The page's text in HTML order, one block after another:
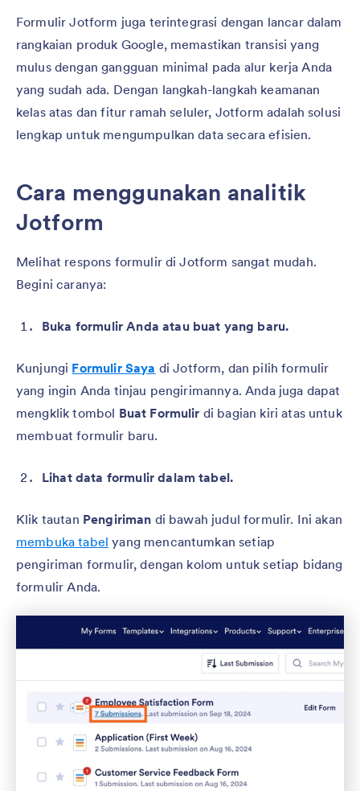
Formulir Jotform juga terintegrasi dengan lancar dalam
rangkaian produk Google, memastikan transisi yang
mulus dengan gangguan minimal pada alur kerja Anda
yang sudah ada. Dengan langkah-langkah keamanan
kelas atas dan fitur ramah seluler, Jotform adalah solusi
lengkap untuk mengumpulkan data secara efisien.
Cara menggunakan analitik
Jotform
Melihat respons formulir di Jotform sangat mudah.
Begini caranya:
Buka formulir Anda atau buat yang baru.
Kunjungi Formulir Saya di Jotform, dan pilih formulir
yang ingin Anda tinjau pengirimannya. Anda juga dapat
mengklik tombol Buat Formulir di bagian kiri atas untuk
membuat formulir baru.
Lihat data formulir dalam tabel.
Klik tautan Pengiriman di bawah judul formulir. Ini akan
membuka tabel yang mencantumkan setiap
pengiriman formulir, dengan kolom untuk setiap bidang
formulir Anda.